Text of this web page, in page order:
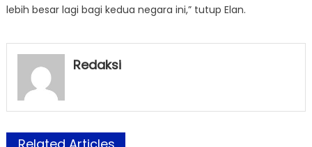
lebih besar lagi bagi kedua negara ini,” tutup Elan.
Redaksi